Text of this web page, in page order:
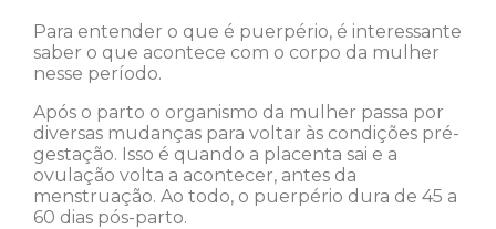
Para entender o que é puerpério, é interessante
saber o que acontece com o corpo da mulher
nesse período.
Após o parto o organismo da mulher passa por
diversas mudanças para voltar às condições pré-
gestação. Isso é quando a placenta sai e a
ovulação volta a acontecer, antes da
menstruação. Ao todo, o puerpério dura de 45 a
60 dias pós-parto.